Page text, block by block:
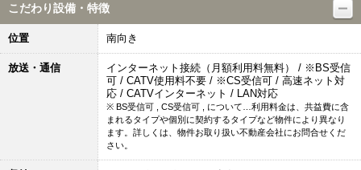
こだわり設備・特徴
位置 南向き
放送・通信
インターネット接続（月額利用料無料） / ※BS受信
可 / CATV使用料不要 / ※CS受信可 / 高速ネット対
応 / CATVインターネット / LAN対応
※ BS受信可 , CS受信可 , について…利用料金は、共益費に含
まれるタイプや個別に契約するタイプなど物件により異なり
ます。詳しくは、物件お取り扱い不動産会社にお問合せくだ
さい。